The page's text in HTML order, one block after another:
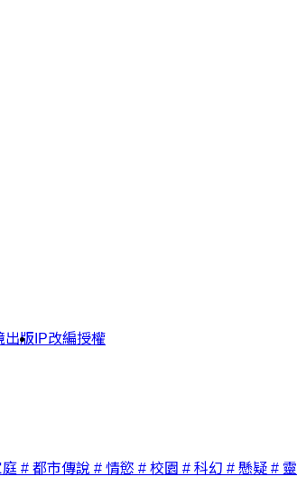
出版 IP改編授權
庭 # 都市傳說 # 情慾 # 校園 # 科幻 # 懸疑 #